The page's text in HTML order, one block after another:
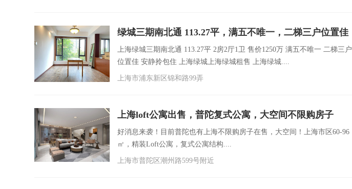
绿城三期南北通 113.27平，满五不唯一，二梯三户位置佳
上海绿城三期南北通 113.27平 2房2厅1卫 售价1250万 满五不唯一 二梯三户
位置佳 安静拎包住 上海绿城上海绿城租售 上海绿城....
上海市浦东新区锦和路99弄
上海loft公寓出售，普陀复式公寓，大空间不限购房子
好消息来袭！目前普陀也有上海不限购房子在售，大空间！上海市区60-96
㎡，精装Loft公寓，复式公寓结构....
上海市普陀区潮州路599号附近